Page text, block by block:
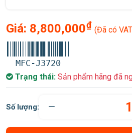
Giá: 8,800,000₫ (Đã có
MFC-J3720
Trạng thái: Sản phẩm hãng đã
Số lượng: